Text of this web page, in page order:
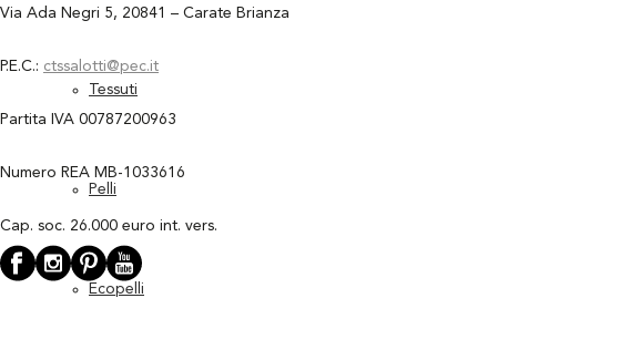
Tessuti
Pelli
Ecopelli
Via Ada Negri 5, 20841 – Carate Brianza
P.E.C.: ctssalotti@pec.it
Partita IVA 00787200963
Numero REA MB-1033616
Cap. soc. 26.000 euro int. vers.